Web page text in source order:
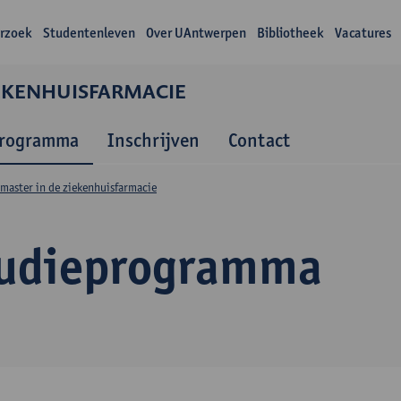
Studentenleven Over UAntwerpen Bibliotheek Vacatures
Inschrijven Contact
in de ziekenhuisfarmacie